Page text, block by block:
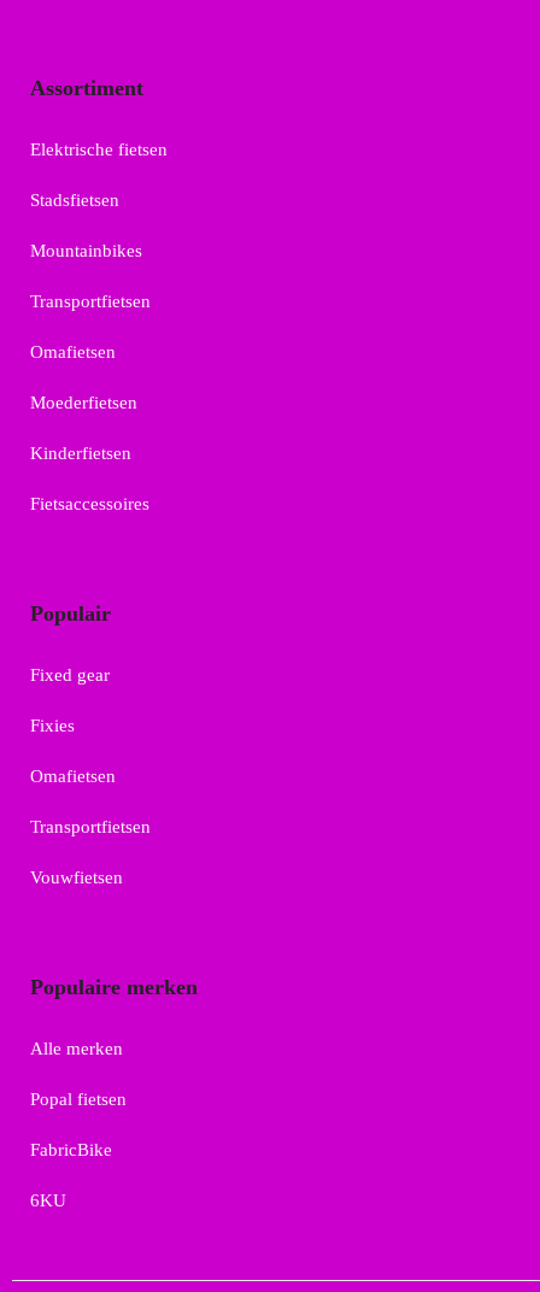
Assortiment
Elektrische fietsen
Stadsfietsen
Mountainbikes
Transportfietsen
Omafietsen
Moederfietsen
Kinderfietsen
Fietsaccessoires
Populair
Fixed gear
Fixies
Omafietsen
Transportfietsen
Vouwfietsen
Populaire merken
Alle merken
Popal fietsen
FabricBike
6KU